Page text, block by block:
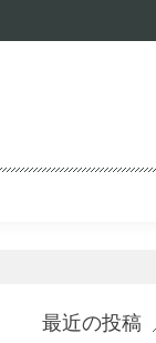
最近の投稿